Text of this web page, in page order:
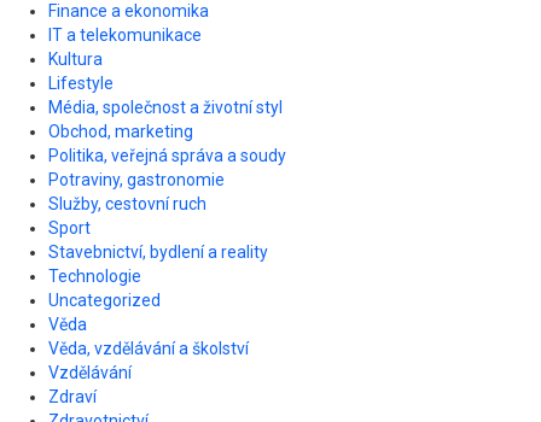
Finance a ekonomika
IT a telekomunikace
Kultura
Lifestyle
Média, společnost a životní styl
Obchod, marketing
Politika, veřejná správa a soudy
Potraviny, gastronomie
Služby, cestovní ruch
Sport
Stavebnictví, bydlení a reality
Technologie
Uncategorized
Věda
Věda, vzdělávání a školství
Vzdělávání
Zdraví